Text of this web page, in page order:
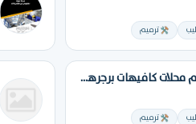
ترميم
تنفيذديكورت مطاعم محلات كافيهات برجرهناجر فلل فنادق تسليم مفتاح
ترميم